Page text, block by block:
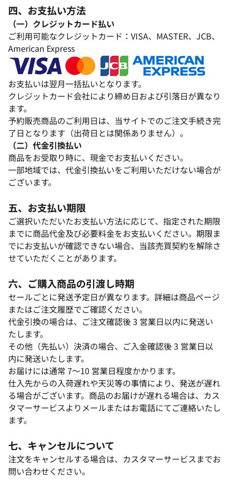
四、お支払い方法​
（一）クレジットカード払い​
ご利用可能なクレジットカード：VISA、MASTER、JCB、
American Express​
お支払いは翌月一括払いとなります。​
クレジットカード会社により締め日および引落日が異なり
ます。​
予約販売商品のご利用日は、当サイトでのご注文手続き完
了日となります（出荷日とは関係ありません）。​
（二）代金引換払い​
商品をお受取り時に、現金でお支払いください。​
一部地域では、代金引換払いをご利用いただけない場合が
ございます。​
五、お支払い期限​
ご選択いただいたお支払い方法に応じて、指定された期限
までに商品代金及び必要料金をお支払いください。期限ま
でにお支払いが確認できない場合、当該売買契約を解除さ
せていただくことがあります。​
六、ご購入商品の引渡し時期​
セールごとに発送予定日が異なります。詳細は商品ページ
またはご注文履歴でご確認ください。​
代金引換の場合は、ご注文確認後 3 営業日以内に発送い
たします。​
その他（先払い）決済の場合、ご入金確認後 3 営業日以
内に発送いたします。​
お届けには通常 7～10 営業日程度かかります。​
仕入先からの入荷遅れや天災等の事情により、発送が遅れ
る場合がございます。商品のお届けが遅れる場合は、カス
タマーサービスよりメールまたはお電話にてご連絡いたし
ます。​
七、キャンセルについて​
注文をキャンセルする場合は、カスタマーサービスまでお
問い合わせください。​